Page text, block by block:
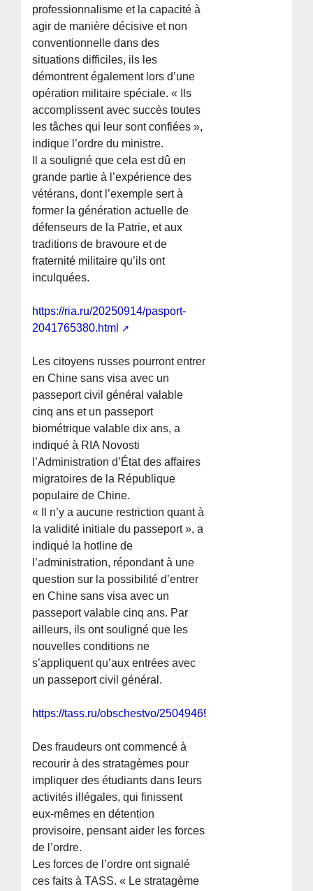
professionnalisme et la capacité à
agir de manière décisive et non
conventionnelle dans des
situations difficiles, ils les
démontrent également lors d’une
opération militaire spéciale. « Ils
accomplissent avec succès toutes
les tâches qui leur sont confiées »,
indique l’ordre du ministre.
Il a souligné que cela est dû en
grande partie à l’expérience des
vétérans, dont l’exemple sert à
former la génération actuelle de
défenseurs de la Patrie, et aux
traditions de bravoure et de
fraternité militaire qu’ils ont
inculquées.
https://ria.ru/20250914/pasport-
2041765380.html
Les citoyens russes pourront entrer
en Chine sans visa avec un
passeport civil général valable
cinq ans et un passeport
biométrique valable dix ans, a
indiqué à RIA Novosti
l’Administration d’État des affaires
migratoires de la République
populaire de Chine.
« Il n’y a aucune restriction quant à
la validité initiale du passeport », a
indiqué la hotline de
l’administration, répondant à une
question sur la possibilité d’entrer
en Chine sans visa avec un
passeport valable cinq ans. Par
ailleurs, ils ont souligné que les
nouvelles conditions ne
s’appliquent qu’aux entrées avec
un passeport civil général.
https://tass.ru/obschestvo/25049469
Des fraudeurs ont commencé à
recourir à des stratagèmes pour
impliquer des étudiants dans leurs
activités illégales, qui finissent
eux-mêmes en détention
provisoire, pensant aider les forces
de l’ordre.
Les forces de l’ordre ont signalé
ces faits à TASS. « Le stratagème